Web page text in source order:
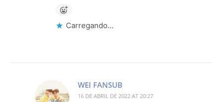
Carregando...
WEI FANSUB
16 DE ABRIL DE 2022 AT 20:27